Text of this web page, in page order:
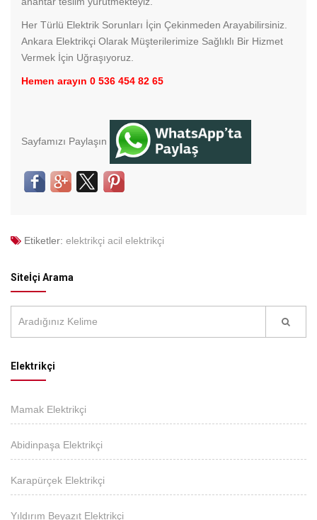
Her Türlü Elektrik Sorunları İçin Çekinmeden Arayabilirsiniz.
Ankara Elektrikçi Olarak Müşterilerimize Sağlıklı Bir Hizmet
Vermek İçin Uğraşıyoruz.
Hemen arayın 0 536 454 82 65
Sayfamızı Paylaşın
Etiketler: elektrikçi acil elektrikçi
Siteİçi Arama
Elektrikçi
Mamak Elektrikçi
Abidinpaşa Elektrikçi
Karapürçek Elektrikçi
Yıldırım Beyazıt Elektrikçi